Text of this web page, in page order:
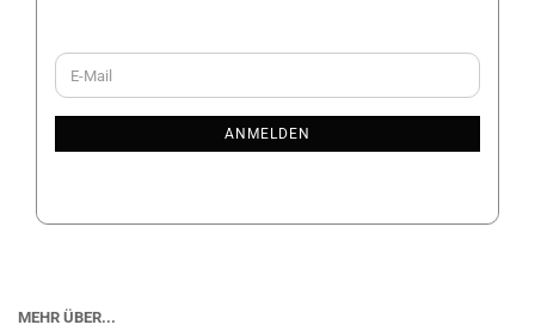
WEITER
ZUR
E-
Mail
ANMELDEN
MEHR ÜBER...